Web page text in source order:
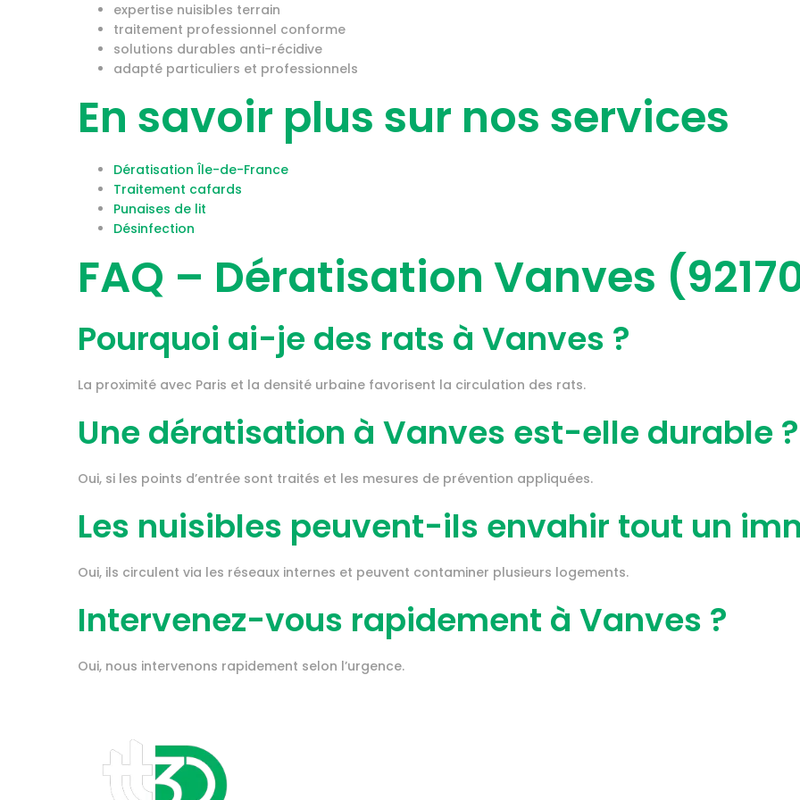
expertise nuisibles terrain
traitement professionnel conforme
solutions durables anti-récidive
adapté particuliers et professionnels
En savoir plus sur nos services
Dératisation Île-de-France
Traitement cafards
Punaises de lit
Désinfection
FAQ – Dératisation Vanves
Pourquoi ai-je des rats à Vanves ?
La proximité avec Paris et la densité urbaine favorisent la circulation des rats.
Une dératisation à Vanves est-elle durable ?
Oui, si les points d’entrée sont traités et les mesures de prévention appliquées.
Les nuisibles peuvent-ils envahir tout un
Oui, ils circulent via les réseaux internes et peuvent contaminer plusieurs logements.
Intervenez-vous rapidement à Vanves ?
Oui, nous intervenons rapidement selon l’urgence.